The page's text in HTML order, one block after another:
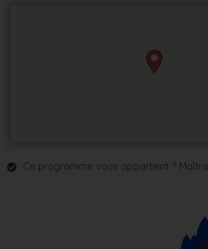
Ce programme vous appartient ?